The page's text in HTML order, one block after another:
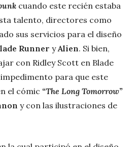
cuando este recién estaba
talento, directores como
sus servicios para el diseño
Runner yAlien. Si bien,
con Ridley Scott en Blade
para que este
el cómic “The Long Tomorrow”
y con las ilustraciones de